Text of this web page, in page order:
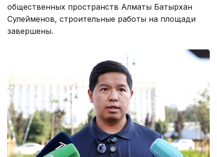
общественных пространств Алматы Батырхан
Сулейменов, строительные работы на площади
завершены.